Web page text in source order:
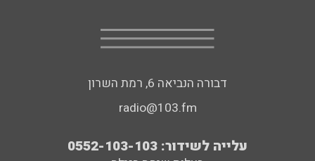
דבורה הנביאה 6, רמת השרון
radio@103.fm
עלייה לשידור: 0552-103-103